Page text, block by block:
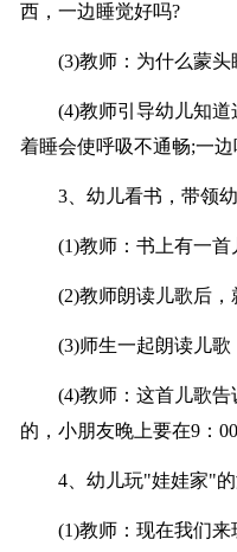
西，一边睡觉好吗?
(3)教师：为什么蒙
(4)教师引导幼儿知
着睡会使呼吸不通畅;一
3、幼儿看书，带领
(1)教师：书上有一首
(2)教师朗读儿歌后，
(3)师生一起朗读儿歌
(4)教师：这首儿歌
的，小朋友晚上要在9：
4、幼儿玩"娃娃家"
(1)教师：现在我们